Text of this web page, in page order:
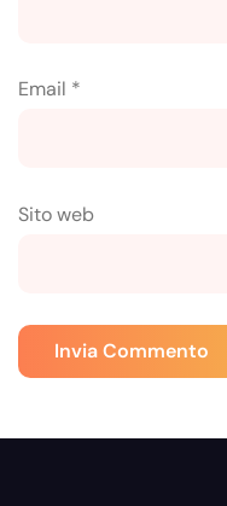
Email *
Sito web